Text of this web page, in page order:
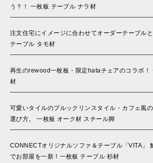
う？！ 一枚板 テーブル ナラ材
注文住宅にイメージに合わせてオーダーテーブル
テーブル タモ材
再生のrewood一枚板・限定hataチェアのコラボ！
材
可愛いタイルのブルックリンスタイル・カフェ風
選び方。 一枚板 オーク材 スチール脚
CONNECTオリジナルソファ＆テーブル「VITA」
でお部屋を一新！一枚板 テーブル 杉材